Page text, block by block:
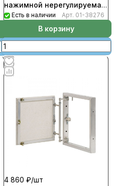
нажимной нерегулируемая
петля
Есть в наличии Арт. 01-38276
В корзину
4 860 ₽/шт